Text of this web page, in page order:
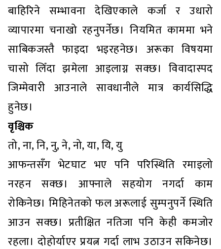
बाहिरिने सम्भावना देखिएकाले कर्जा र उधारो
व्यापारमा चनाखो रहनुपर्नेछ। नियमित काममा भने
साबिकजस्तै फाइदा भइरहनेछ। अरूका विषयमा
चासो लिँदा झमेला आइलाग्न सक्छ। विवादास्पद
जिम्मेवारी आउनाले सावधानीले मात्र कार्यसिद्धि
हुनेछ।
वृश्चिक
तो, ना, नि, नु, ने, नो, या, यि, यु
आफन्तसँग भेटघाट भए पनि परिस्थिति रमाइलो
नरहन सक्छ। आफ्नाले सहयोग नगर्दा काम
रोकिनेछ। मिहिनेतको फल अरूलाई सुम्पनुपर्ने स्थिति
आउन सक्छ। प्रतीक्षित नतिजा पनि केही कमजोर
रहला। दोहोर्याएर प्रयत्न गर्दा लाभ उठाउन सकिनेछ।